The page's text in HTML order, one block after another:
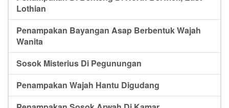
Lothian
Penampakan Bayangan Asap Berbentuk Wajah
Wanita
Sosok Misterius Di Pegunungan
Penampakan Wajah Hantu Digudang